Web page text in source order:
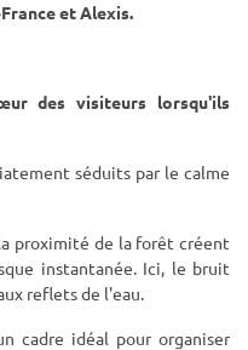
et Alexis.
des visiteurs lorsqu'ils
séduits par le calme
proximité de la forêt créent
instantanée. Ici, le bruit
reflets de l'eau.
cadre idéal pour organiser